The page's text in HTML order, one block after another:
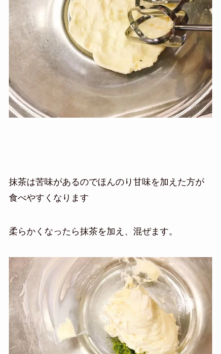
抹茶は苦味があるのでほんのり甘味を加えた方が
食べやすくなります
柔らかくなったら抹茶を加え、混ぜます。